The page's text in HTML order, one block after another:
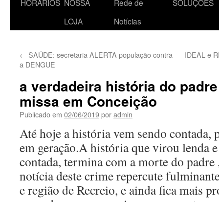
HORÁRIOS NOSSA
LOJA
Rede de
Notícias
SOLUÇÕES
← SAÚDE: secretaria ALERTA população contra
a DENGUE
IDEAL e
a verdadeira história do
missa em Conceição
Publicado em 02/06/2019poradmin
Até hoje a história vem sendo contada,
em geração.A história que virou lenda
contada, termina com a morte do padre
notícia deste crime repercute
e região de Recreio, e ainda fica mais